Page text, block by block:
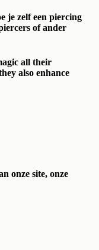
je zelf een piercing
of ander
all their
also enhance
onze site, onze